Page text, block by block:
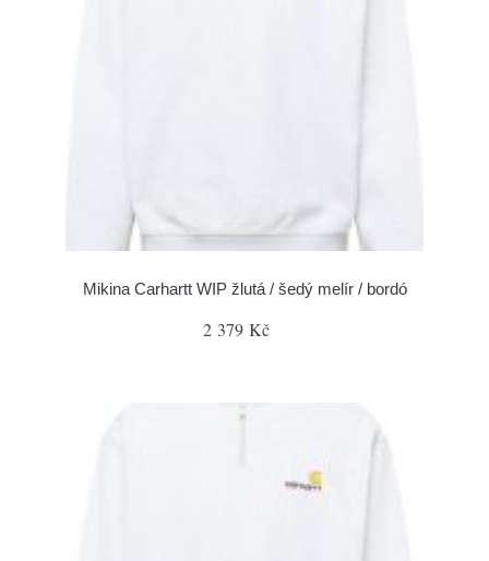
Mikina Carhartt WIP žlutá / šedý melír / bordó
2 379 Kč